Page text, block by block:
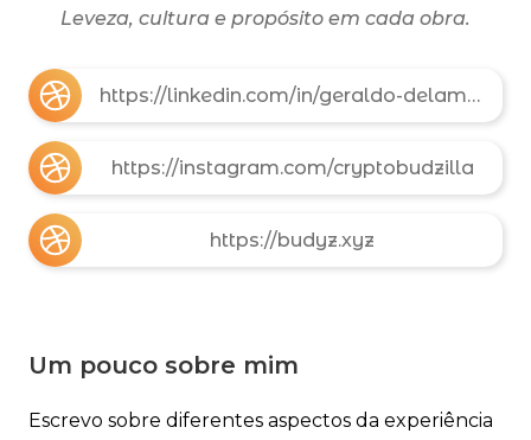
Leveza, cultura e propósito em cada obra.
https://linkedin.com/in/geraldo-delamore
https://instagram.com/cryptobudzilla
https://budyz.xyz
Um pouco sobre mim
Escrevo sobre diferentes aspectos da experiência